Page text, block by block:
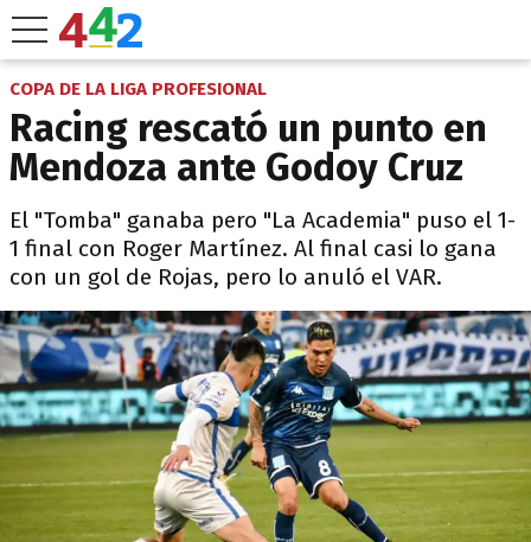
COPA DE LA LIGA PROFESIONAL
Racing rescató un punto en
Mendoza ante Godoy Cruz
El "Tomba" ganaba pero "La Academia" puso el 1-
1 final con Roger Martínez. Al final casi lo gana
con un gol de Rojas, pero lo anuló el VAR.